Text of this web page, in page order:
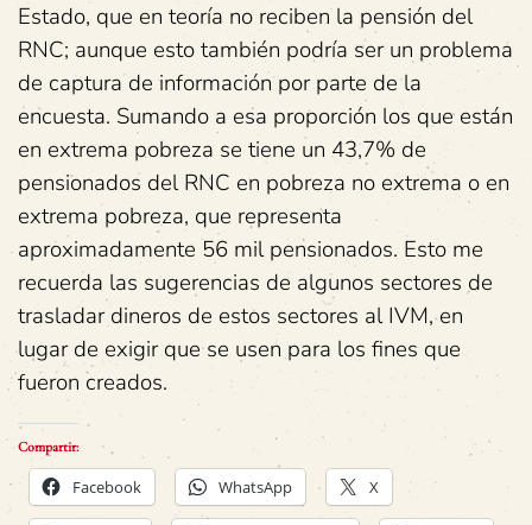
Estado, que en teoría no reciben la pensión del
RNC; aunque esto también podría ser un problema
de captura de información por parte de la
encuesta. Sumando a esa proporción los que están
en extrema pobreza se tiene un 43,7% de
pensionados del RNC en pobreza no extrema o en
extrema pobreza, que representa
aproximadamente 56 mil pensionados. Esto me
recuerda las sugerencias de algunos sectores de
trasladar dineros de estos sectores al IVM, en
lugar de exigir que se usen para los fines que
fueron creados.
Compartir:
Facebook WhatsApp X